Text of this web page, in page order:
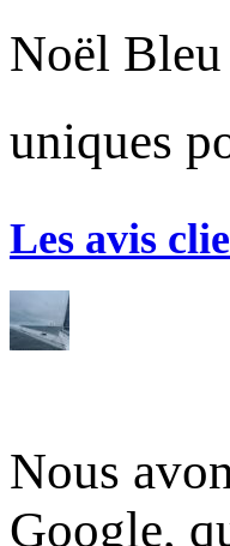
Noël Bleu
uniques
Les avis
Nous
Google,